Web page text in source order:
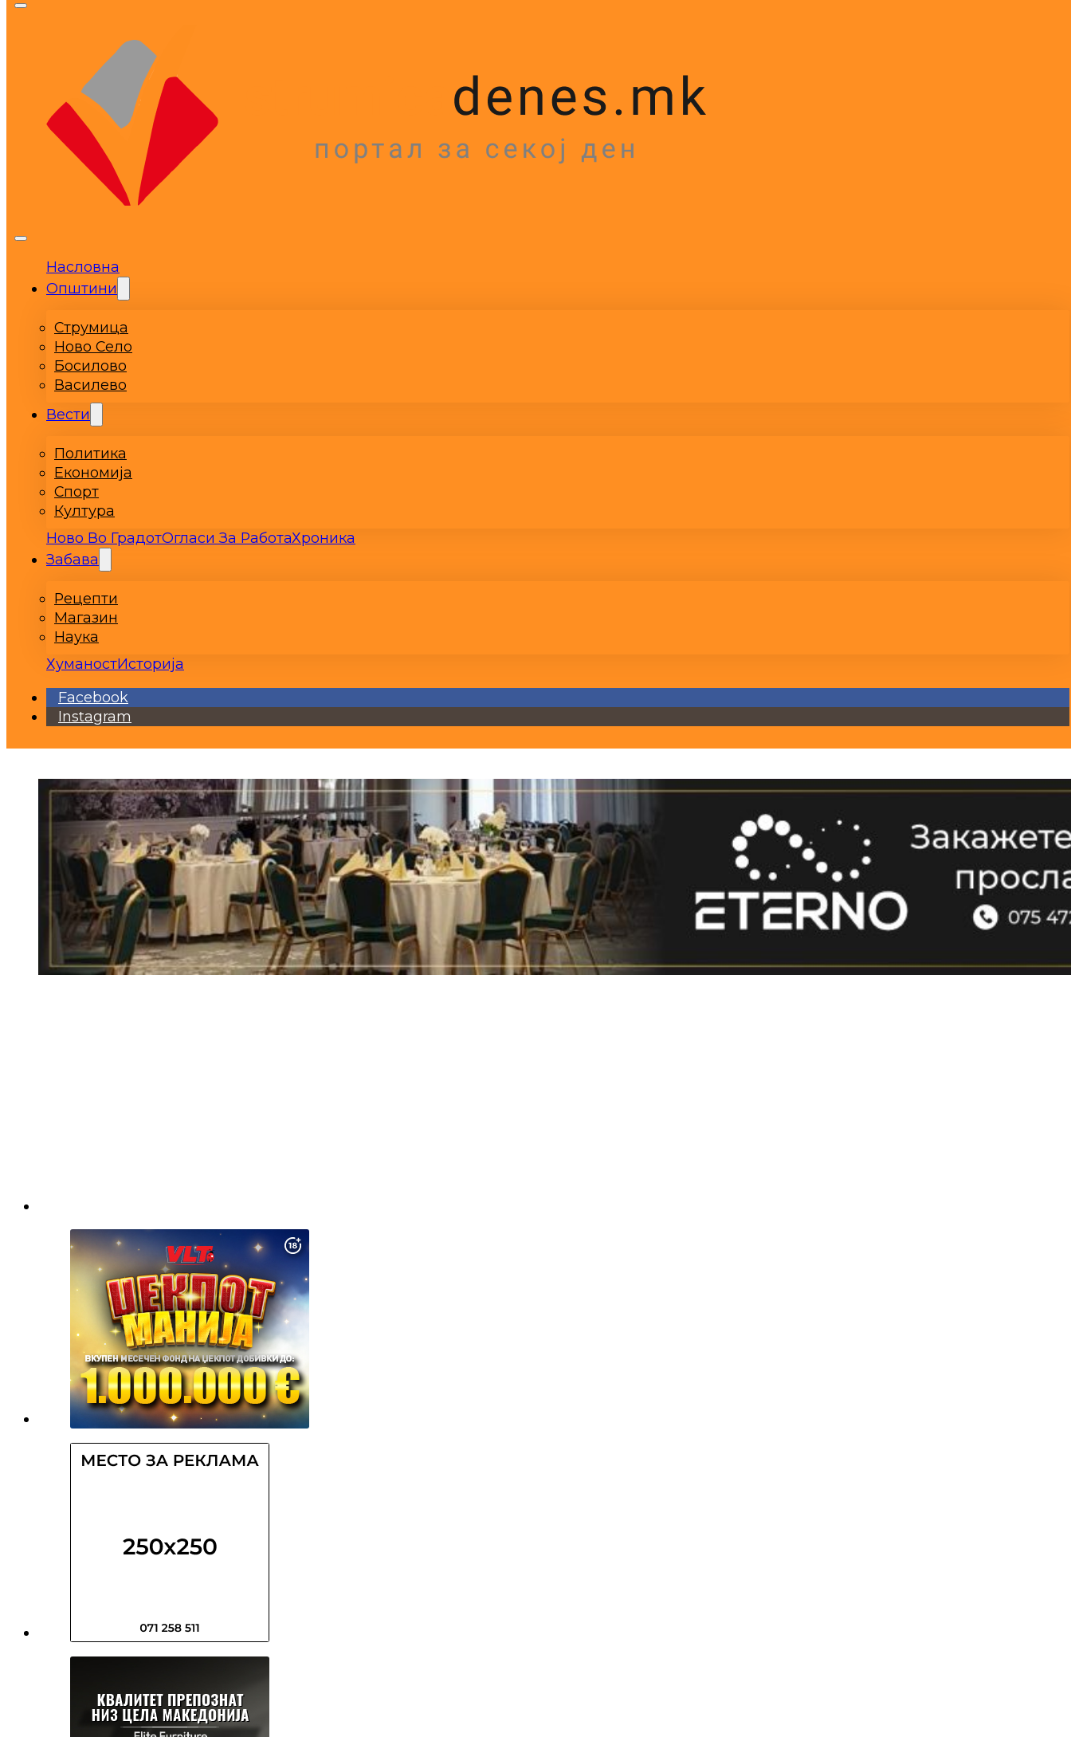
Насловна
Општини
Струмица
Ново Село
Босилово
Василево
Вести
Политика
Економија
Спорт
Култура
Ново Во ГрадотОгласи За РаботаХроника
Забава
Рецепти
Магазин
Наука
ХуманостИсторија
Facebook
Instagram